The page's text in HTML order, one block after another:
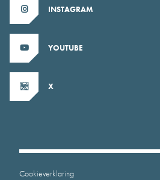
INSTAGRAM
YOUTUBE
X
Cookieverklaring